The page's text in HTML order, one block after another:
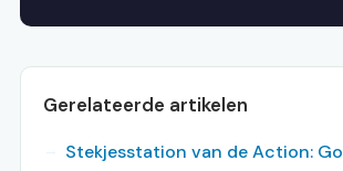
Gerelateerde artikelen
Stekjesstation van de Action: